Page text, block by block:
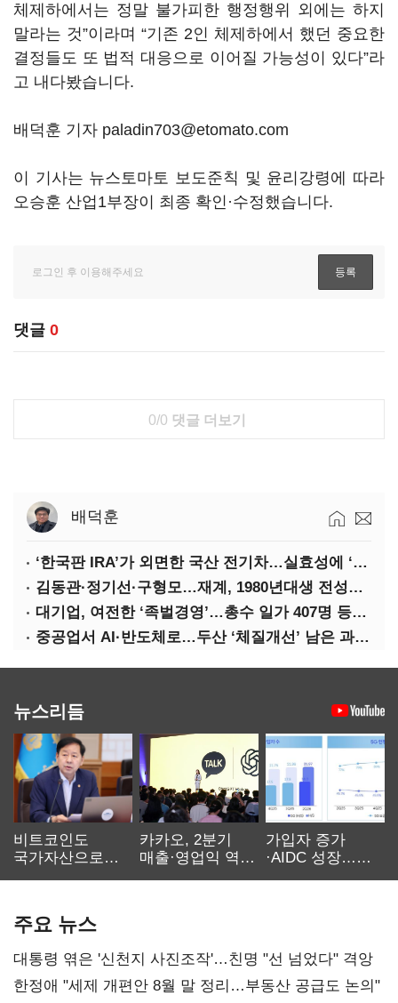
체제하에서는 정말 불가피한 행정행위 외에는 하지
말라는 것”이라며 “기존 2인 체제하에서 했던 중요한
결정들도 또 법적 대응으로 이어질 가능성이 있다”라
고 내다봤습니다.
배덕훈 기자 paladin703@etomato.com
이 기사는 뉴스토마토 보도준칙 및 윤리강령에 따라
오승훈 산업1부장이 최종 확인·수정했습니다.
댓글 0
0/0 댓글 더보기
배덕훈
‘한국판 IRA’가 외면한 국산 전기차…실효성에 ‘의문’
김동관·정기선·구형모…재계, 1980년대생 전성시대
대기업, 여전한 ‘족벌경영’…총수 일가 407명 등기임원
중공업서 AI·반도체로…두산 ‘체질개선’ 남은 과제는
뉴스리듬
비트코인도
국가자산으로…'
카카오, 2분기
매출·영업익 역대
가입자 증가
·AIDC 성장…
주요 뉴스
대통령 엮은 '신천지 사진조작'…친명 "선 넘었다" 격앙
한정애 "세제 개편안 8월 말 정리…부동산 공급도 논의"